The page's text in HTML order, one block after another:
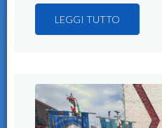
LEGGI TUTTO